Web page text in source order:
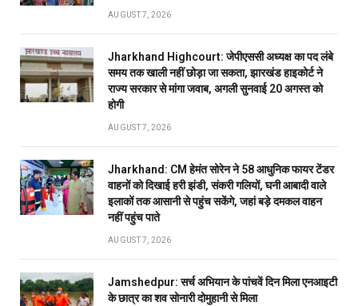
AUGUST 7, 2026
Jharkhand Highcourt: जेपीएससी अध्यक्ष का पद लंबे
समय तक खाली नहीं छोड़ा जा सकता, झारखंड हाइकोर्ट ने
राज्य सरकार से मांगा जवाब, अगली सुनवाई 20 अगस्त को
होगी
AUGUST 7, 2026
Jharkhand: CM हेमंत सोरेन ने 58 आधुनिक फायर टेंडर
वाहनों को दिखाई हरी झंडी, संकरी गलियों, घनी आबादी वाले
इलाकों तक आसानी से पहुंच सकेंगे, जहां बड़े दमकल वाहन
नहीं पहुंच पाते
AUGUST 7, 2026
Jamshedpur: सर्च अभियान के पांचवें दिन मिला एनआइटी
के छात्र का शव सोनारी दोमुहानी से मिला